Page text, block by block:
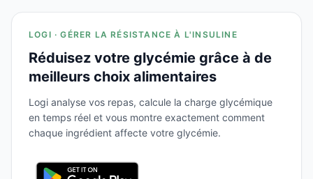
LOGI · GÉRER LA RÉSISTANCE À L'INSULINE
Réduisez votre glycémie grâce à de
meilleurs choix alimentaires
Logi analyse vos repas, calcule la charge glycémique
en temps réel et vous montre exactement comment
chaque ingrédient affecte votre glycémie.